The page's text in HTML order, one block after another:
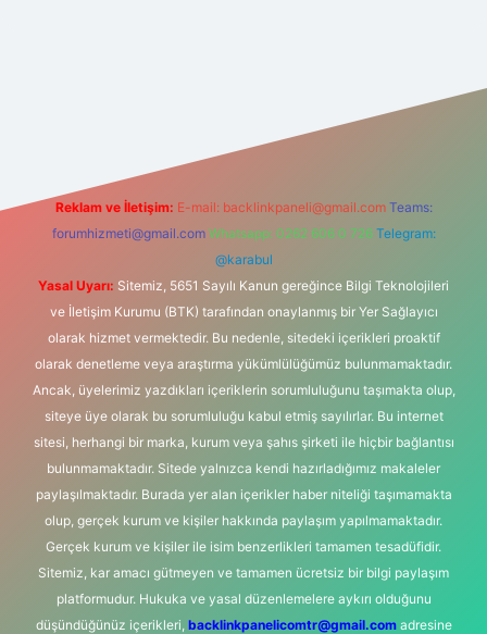
Reklam ve İletişim: E-mail: backlinkpaneli@gmail.com Teams:
forumhizmeti@gmail.com Whatsapp: 0262 606 0 726 Telegram:
@karabul
Yasal Uyarı: Sitemiz, 5651 Sayılı Kanun gereğince Bilgi Teknolojileri
ve İletişim Kurumu (BTK) tarafından onaylanmış bir Yer Sağlayıcı
olarak hizmet vermektedir. Bu nedenle, sitedeki içerikleri proaktif
olarak denetleme veya araştırma yükümlülüğümüz bulunmamaktadır.
Ancak, üyelerimiz yazdıkları içeriklerin sorumluluğunu taşımakta olup,
siteye üye olarak bu sorumluluğu kabul etmiş sayılırlar. Bu internet
sitesi, herhangi bir marka, kurum veya şahıs şirketi ile hiçbir bağlantısı
bulunmamaktadır. Sitede yalnızca kendi hazırladığımız makaleler
paylaşılmaktadır. Burada yer alan içerikler haber niteliği taşımamakta
olup, gerçek kurum ve kişiler hakkında paylaşım yapılmamaktadır.
Gerçek kurum ve kişiler ile isim benzerlikleri tamamen tesadüfidir.
Sitemiz, kar amacı gütmeyen ve tamamen ücretsiz bir bilgi paylaşım
platformudur. Hukuka ve yasal düzenlemelere aykırı olduğunu
düşündüğünüz içerikleri, backlinkpanelicomtr@gmail.comadresine